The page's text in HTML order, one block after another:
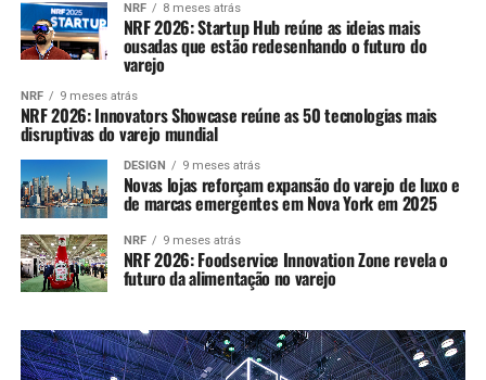
NRF 8 meses atrás
NRF 2026: Startup Hub reúne as ideias mais
ousadas que estão redesenhando o futuro do
varejo
NRF 9 meses atrás
NRF 2026: Innovators Showcase reúne as 50 tecnologias mais
disruptivas do varejo mundial
DESIGN 9 meses atrás
Novas lojas reforçam expansão do varejo de luxo e
de marcas emergentes em Nova York em 2025
NRF 9 meses atrás
NRF 2026: Foodservice Innovation Zone revela o
futuro da alimentação no varejo